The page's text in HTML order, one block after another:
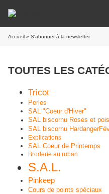
Accueil » S'abonner à la newsletter
TOUTES LES
Tricot
Perles
SAL "Coeur d'Hiver"
SAL biscornu Roses et pois
SAL biscornu
Explications
SAL Coeur de Printemps
Broderie au ruban
S.A.L.
Pinkeep
Cours de points spéciaux